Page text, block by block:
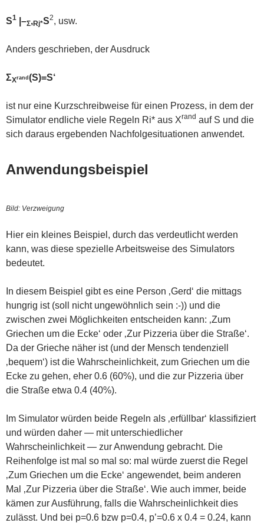
S1 |–Σ,Rj*S2, usw.
Anders geschrieben, der Ausdruck
ΣXrand (S)=S‘
ist nur eine Kurzschreibweise für einen Prozess, in dem der
Simulator endliche viele Regeln Ri* aus Xrand auf S und die
sich daraus ergebenden Nachfolgesituationen anwendet.
Anwendungsbeispiel
Bild: Verzweigung
Hier ein kleines Beispiel, durch das verdeutlicht werden
kann, was diese spezielle Arbeitsweise des Simulators
bedeutet.
In diesem Beispiel gibt es eine Person ‚Gerd‘ die mittags
hungrig ist (soll nicht ungewöhnlich sein :-)) und die
zwischen zwei Möglichkeiten entscheiden kann: ‚Zum
Griechen um die Ecke‘ oder ‚Zur Pizzeria über die Straße‘.
Da der Grieche näher ist (und der Mensch tendenziell
‚bequem‘) ist die Wahrscheinlichkeit, zum Griechen um die
Ecke zu gehen, eher 0.6 (60%), und die zur Pizzeria über
die Straße etwa 0.4 (40%).
Im Simulator würden beide Regeln als ‚erfüllbar‘ klassifiziert
und würden daher — mit unterschiedlicher
Wahrscheinlichkeit — zur Anwendung gebracht. Die
Reihenfolge ist mal so mal so: mal würde zuerst die Regel
‚Zum Griechen um die Ecke‘ angewendet, beim anderen
Mal ‚Zur Pizzeria über die Straße‘. Wie auch immer, beide
kämen zur Ausführung, falls die Wahrscheinlichkeit dies
zulässt. Und bei p=0.6 bzw p=0.4, p’=0.6 x 0.4 = 0.24, kann